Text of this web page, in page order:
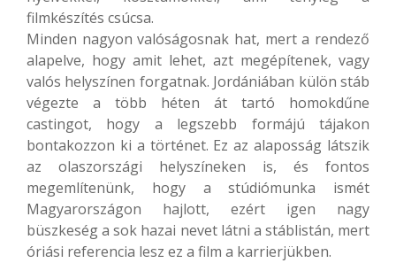
filmkészítés csúcsa.
Minden nagyon valóságosnak hat, mert a rendező
alapelve, hogy amit lehet, azt megépítenek, vagy
valós helyszínen forgatnak. Jordániában külön stáb
végezte a több héten át tartó homokdűne
castingot, hogy a legszebb formájú tájakon
bontakozzon ki a történet. Ez az alaposság látszik
az olaszországi helyszíneken is, és fontos
megemlítenünk, hogy a stúdiómunka ismét
Magyarországon hajlott, ezért igen nagy
büszkeség a sok hazai nevet látni a stáblistán, mert
óriási referencia lesz ez a film a karrierjükben.